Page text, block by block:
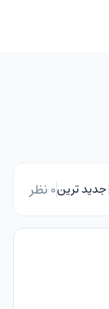
جدید ترین0 نظر